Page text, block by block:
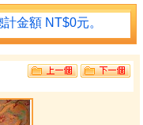
金額 NT$0元。